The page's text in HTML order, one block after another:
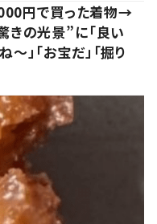
円で買った着物→
の光景”に「良い
」「お宝だ」「掘り